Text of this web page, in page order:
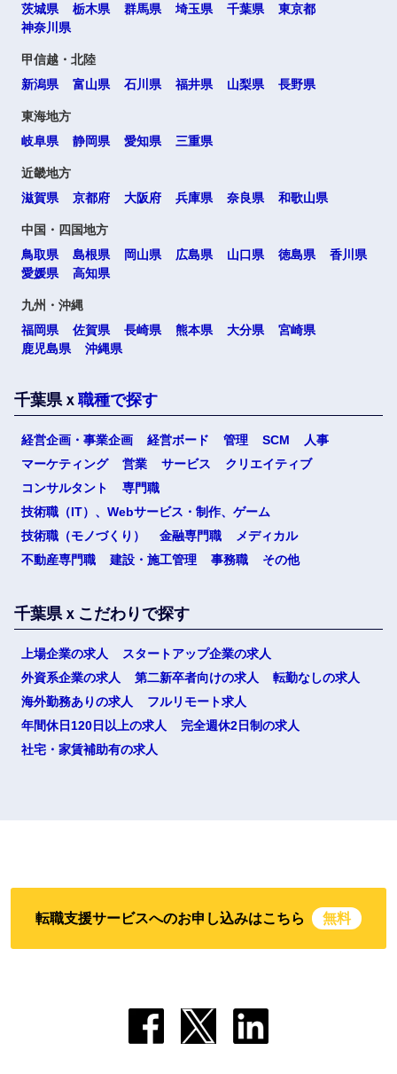
茨城県
栃木県 群馬県 埼玉県 千葉県
東京都
神奈川県
甲信越・北陸
新潟県
富山県 石川県 福井県 山梨県 長野県
東海地方
岐阜県
静岡県 愛知県 三重県
近畿地方
滋賀県
京都府 大阪府 兵庫県 奈良県 和歌山県
中国・四国地方
鳥取県
島根県 岡山県 広島県 山口県 徳島県
香川県
愛媛県
高知県
九州・沖縄
福岡県
佐賀県 長崎県 熊本県 大分県
宮崎県
鹿児島県
沖縄県
千葉県ｘ 職種で探す
経営企画・事業企画 経営ボード 管理 SCM
人事
マーケティング
営業 サービス
クリエイティブ
コンサルタント
専門職
技術職（IT）、Webサービス・制作、ゲーム
技術職（モノづくり）
金融専門職
メディカル
不動産専門職
建設・施工管理 事務職 その他
千葉県ｘこだわりで探す
上場企業の求人
スタートアップ企業の求人
外資系企業の求人
第二新卒者向けの求人
転勤なしの求人
海外勤務ありの求人
フルリモート求人
年間休日120日以上の求人
完全週休2日制の求人
社宅・家賃補助有の求人
転職支援サービスへのお申し込みはこちら 無料